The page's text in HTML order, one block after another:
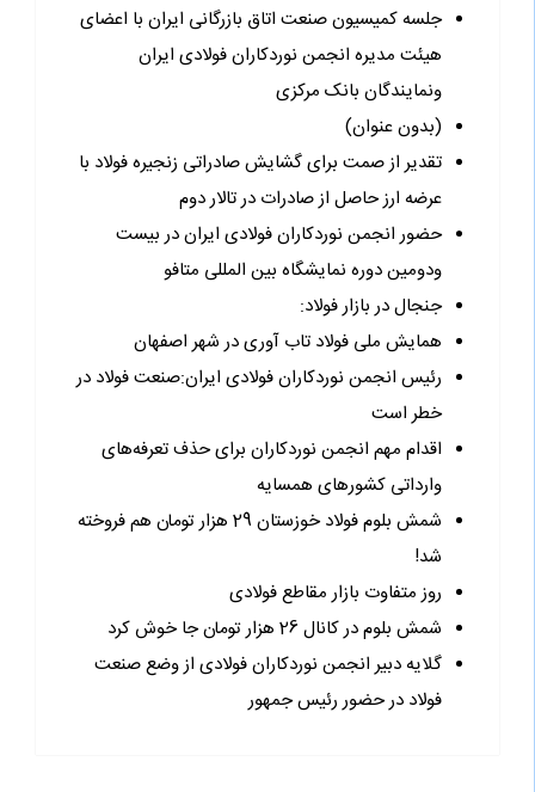
جلسه کمیسیون صنعت اتاق بازرگانی ایران با اعضای
هیئت مدیره انجمن نوردکاران فولادی ایران
ونمایندگان بانک مرکزی
(بدون عنوان)
تقدیر از صمت برای گشایش صادراتی زنجیره فولاد با
عرضه ارز حاصل از صادرات در تالار دوم
حضور انجمن نوردکاران فولادی ایران در بیست
ودومین دوره نمایشگاه بین المللی متافو
جنجال در بازار فولاد:
همایش ملی فولاد تاب آوری در شهر اصفهان
رئیس انجمن نوردکاران فولادی ایران:صنعت فولاد در
خطر است
اقدام مهم انجمن نوردکاران برای حذف تعرفه‌های
وارداتی کشورهای همسایه
شمش بلوم فولاد خوزستان 29 هزار تومان هم فروخته
شد!
روز متفاوت بازار مقاطع فولادی
شمش بلوم در کانال 26 هزار تومان جا خوش کرد
گلایه دبیر انجمن نوردکاران فولادی از وضع صنعت
فولاد در حضور رئیس جمهور